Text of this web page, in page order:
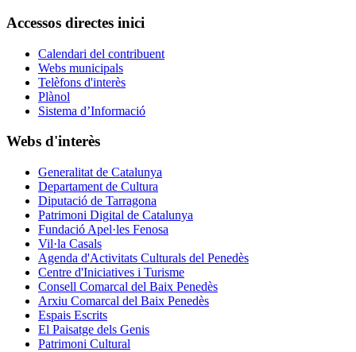
Accessos directes inici
Calendari del contribuent
Webs municipals
Telèfons d'interès
Plànol
Sistema d’Informació
Webs d'interès
Generalitat de Catalunya
Departament de Cultura
Diputació de Tarragona
Patrimoni Digital de Catalunya
Fundació Apel·les Fenosa
Vil·la Casals
Agenda d'Activitats Culturals del Penedès
Centre d'Iniciatives i Turisme
Consell Comarcal del Baix Penedès
Arxiu Comarcal del Baix Penedès
Espais Escrits
El Paisatge dels Genis
Patrimoni Cultural